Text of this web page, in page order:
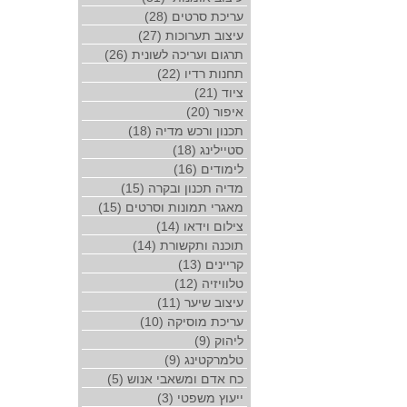
עריכת סרטים (28)
עיצוב תערוכות (27)
תרגום ועריכה לשונית (26)
תחנות רדיו (22)
ציוד (21)
איפור (20)
תכנון ורכש מדיה (18)
סטיילינג (18)
לימודים (16)
מדיה תכנון ובקרה (15)
מאגרי תמונות וסרטים (15)
צילום וידאו (14)
תוכנה ותקשורת (14)
קריינים (13)
טלוויזיה (12)
עיצוב שיער (11)
עריכת מוסיקה (10)
ליהוק (9)
טלמרקטינג (9)
כח אדם ומשאבי אנוש (5)
ייעוץ משפטי (3)